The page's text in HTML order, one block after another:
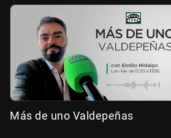
Más de uno Valdepeñas